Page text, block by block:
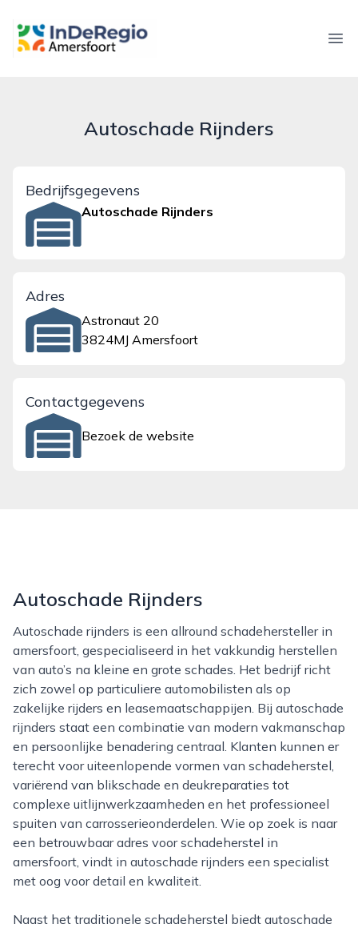
inderegioamersfoort.nl
Autoschade Rijnders
Bedrijfsgegevens
Autoschade Rijnders
Adres
Astronaut 20
3824MJ Amersfoort
Contactgegevens
Bezoek de website
Autoschade Rijnders
Autoschade rijnders is een allround schadehersteller in
amersfoort, gespecialiseerd in het vakkundig herstellen
van auto’s na kleine en grote schades. Het bedrijf richt
zich zowel op particuliere automobilisten als op
zakelijke rijders en leasemaatschappijen. Bij autoschade
rijnders staat een combinatie van modern vakmanschap
en persoonlijke benadering centraal. Klanten kunnen er
terecht voor uiteenlopende vormen van schadeherstel,
variërend van blikschade en deukreparaties tot
complexe uitlijnwerkzaamheden en het professioneel
spuiten van carrosserieonderdelen. Wie op zoek is naar
een betrouwbaar adres voor schadeherstel in
amersfoort, vindt in autoschade rijnders een specialist
met oog voor detail en kwaliteit.
Naast het traditionele schadeherstel biedt autoschade